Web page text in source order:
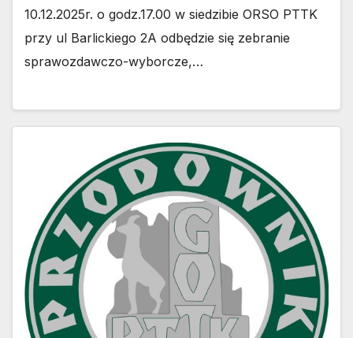
10.12.2025r. o godz.17.00 w siedzibie ORSO PTTK
przy ul Barlickiego 2A odbędzie się zebranie
sprawozdawczo-wyborcze,…